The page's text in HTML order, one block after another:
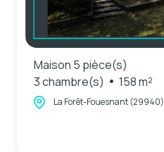
Maison 5 pièce(s)
3 chambre(s)
158 m²
La Forêt-Fouesnant (29940)